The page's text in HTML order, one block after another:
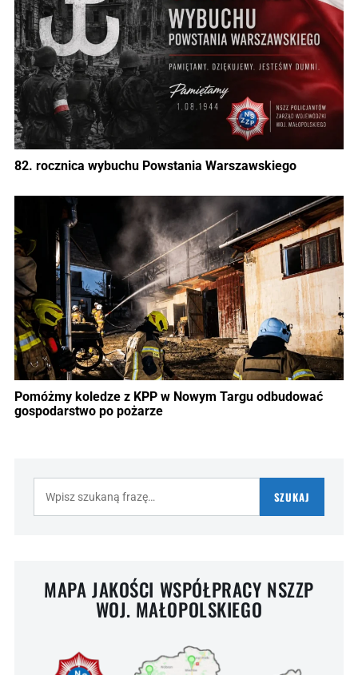
82. rocznica wybuchu Powstania Warszawskiego
Pomóżmy koledze z KPP w Nowym Targu odbudować
gospodarstwo po pożarze
SZUKAJ
MAPA JAKOŚCI WSPÓŁPRACY NSZZP
WOJ. MAŁOPOLSKIEGO